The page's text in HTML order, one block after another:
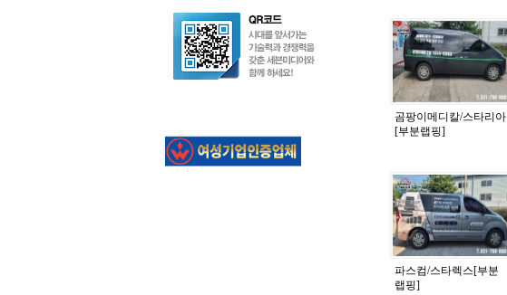
곰팡이메디칼/스타리아
[부분랩핑]
파스컴/스타렉스[부분
랩핑]